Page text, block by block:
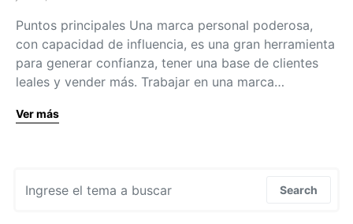
Puntos principales Una marca personal poderosa,
con capacidad de influencia, es una gran herramienta
para generar confianza, tener una base de clientes
leales y vender más. Trabajar en una marca…
Ver más
Search